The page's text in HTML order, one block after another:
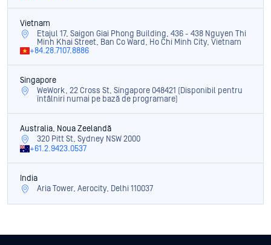
Vietnam
Etajul 17, Saigon Giai Phong Building, 436 - 438 Nguyen Thi
Minh Khai Street, Ban Co Ward, Ho Chi Minh City, Vietnam
+84.28.7107.8886
Singapore
WeWork, 22 Cross St, Singapore 048421 (Disponibil pentru
întâlniri numai pe bază de programare)
Australia, Noua Zeelandă
320 Pitt St, Sydney NSW 2000
+61.2.9423.0537
India
Aria Tower, Aerocity, Delhi 110037